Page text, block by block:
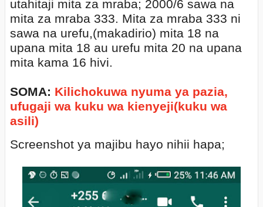
utahitaji mita za mraba; 2000/6 sawa na
mita za mraba 333. Mita za mraba 333 ni
sawa na urefu,(makadirio) mita 18 na
upana mita 18 au urefu mita 20 na upana
mita kama 16 hivi.
SOMA: Kilichokuwa nyuma ya pazia,
ufugaji wa kuku wa kienyeji(kuku wa
asili)
Screenshot ya majibu hayo nihii hapa;